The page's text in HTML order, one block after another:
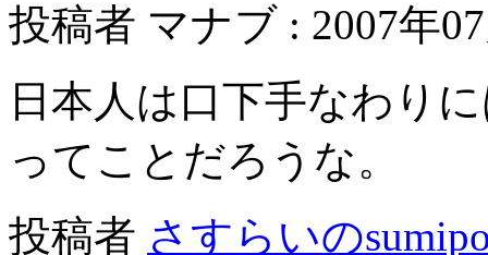
投稿者 マナブ : 2007年
日本人は口下手なわり
ってことだろうな。
投稿者 さすらいの